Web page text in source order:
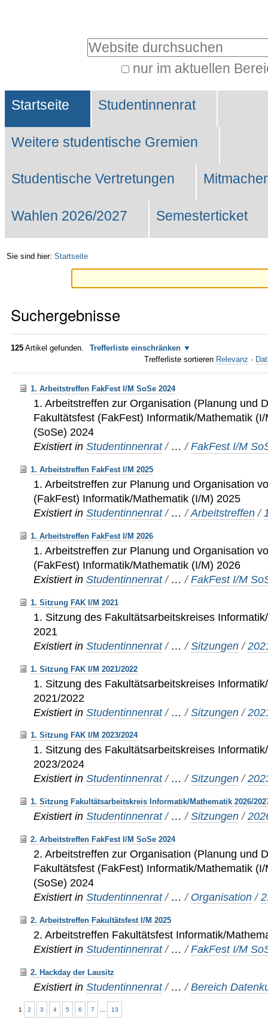
Website durchsuchen
nur im aktuellen
Suche…
Sektionen
Startseite Studentinnenrat
Weitere studentische Gremien
Studentische Vertretungen
Wahlen 2026/2027 Semesterticket
Sie sind hier: Startseite
Suchergebnisse
125 Artikel gefunden.
Trefferliste einschränken
Trefferliste sortieren Relevanz ·
1. Arbeitstreffen FakFest I/M SoSe 2024
1. Arbeitstreffen zur Organisation (Planung und
Fakultätsfest (FakFest) Informatik/Mathematik
(SoSe) 2024
Existiert in Studentinnenrat / …/FakFest I/M
1. Arbeitstreffen FakFest I/M 2025
1. Arbeitstreffen zur Planung und Organisation
(FakFest) Informatik/Mathematik (I/M) 2025
Existiert in Studentinnenrat / …/Arbeitstreffen /
1. Arbeitstreffen FakFest I/M 2026
1. Arbeitstreffen zur Planung und Organisation
(FakFest) Informatik/Mathematik (I/M) 2026
Existiert in Studentinnenrat / …/FakFest I/M
1. Sitzung FAK I/M 2021
1. Sitzung des Fakultätsarbeitskreises
2021
Existiert in Studentinnenrat / …/Sitzungen /
1. Sitzung FAK I/M 2021/2022
1. Sitzung des Fakultätsarbeitskreises
2021/2022
Existiert in Studentinnenrat / …/Sitzungen /
1. Sitzung FAK I/M 2023/2024
1. Sitzung des Fakultätsarbeitskreises
2023/2024
Existiert in Studentinnenrat / …/Sitzungen /
1. Sitzung Fakultätsarbeitskreis Informatik/Mathematik 2026/
Existiert in Studentinnenrat / …/Sitzungen /
2. Arbeitstreffen FakFest I/M SoSe 2024
2. Arbeitstreffen zur Organisation (Planung und
Fakultätsfest (FakFest) Informatik/Mathematik
(SoSe) 2024
Existiert in Studentinnenrat / …/ Organisation /
2. Arbeitstreffen Fakultätsfest I/M 2025
2. Arbeitstreffen Fakultätsfest Informatik/
Existiert in Studentinnenrat / …/FakFest I/M
2. Hackday der Lausitz
Existiert in Studentinnenrat / …/Bereich
1 2 3 4 5 6 7 13